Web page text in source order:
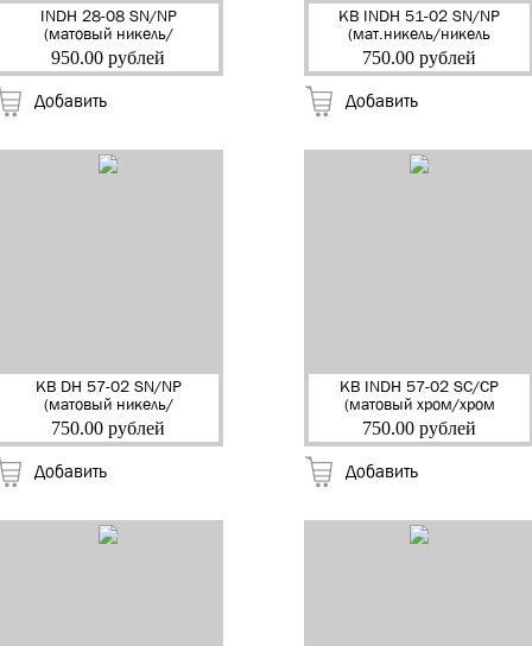
INDH 28-08 SN/NP
(матовый никель/
никель блест.) Ручка
дверная "Сезар"
950.00 рублей
Добавить
КВ INDH 51-02 SN/NP
(мат.никель/никель
блест.) Ручка дверная
на квадр.накладке
750.00 рублей
Добавить
КВ DH 57-02 SN/NP
(матовый никель/
никель бл.) Ручка
дверная на
"Марчелло" "RENZ" (20)
750.00 рублей
Добавить
КВ INDH 57-02 SC/CP
(матовый хром/хром
блест.) Ручка дверная
на квадр.накладке
750.00 рублей
Добавить